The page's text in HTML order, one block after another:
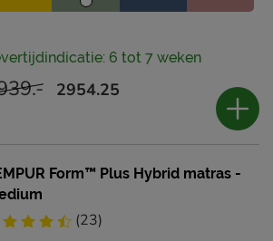
6 tot 7 weken
2954.25
Form™ Plus Hybrid matras -
(23)